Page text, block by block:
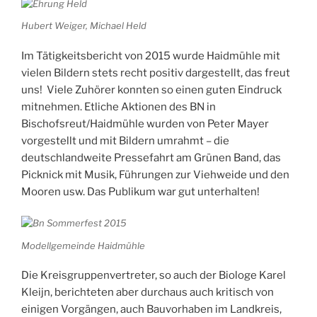
Hubert Weiger, Michael Held
Im Tätigkeitsbericht von 2015 wurde Haidmühle mit
vielen Bildern stets recht positiv dargestellt, das freut
uns! Viele Zuhörer konnten so einen guten Eindruck
mitnehmen. Etliche Aktionen des BN in
Bischofsreut/Haidmühle wurden von Peter Mayer
vorgestellt und mit Bildern umrahmt – die
deutschlandweite Pressefahrt am Grünen Band, das
Picknick mit Musik, Führungen zur Viehweide und den
Mooren usw. Das Publikum war gut unterhalten!
Modellgemeinde Haidmühle
Die Kreisgruppenvertreter, so auch der Biologe Karel
Kleijn, berichteten aber durchaus auch kritisch von
einigen Vorgängen, auch Bauvorhaben im Landkreis,